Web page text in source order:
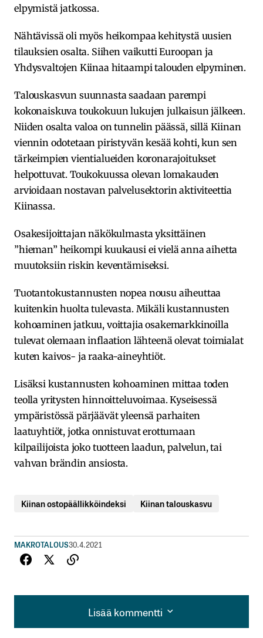
elpymistä jatkossa.
Nähtävissä oli myös heikompaa kehitystä uusien
tilauksien osalta. Siihen vaikutti Euroopan ja
Yhdysvaltojen Kiinaa hitaampi talouden elpyminen.
Talouskasvun suunnasta saadaan parempi
kokonaiskuva toukokuun lukujen julkaisun jälkeen.
Niiden osalta valoa on tunnelin päässä, sillä Kiinan
viennin odotetaan piristyvän kesää kohti, kun sen
tärkeimpien vientialueiden koronarajoitukset
helpottuvat. Toukokuussa olevan lomakauden
arvioidaan nostavan palvelusektorin aktiviteettia
Kiinassa.
Osakesijoittajan näkökulmasta yksittäinen
”hieman” heikompi kuukausi ei vielä anna aihetta
muutoksiin riskin keventämiseksi.
Tuotantokustannusten nopea nousu aiheuttaa
kuitenkin huolta tulevasta. Mikäli kustannusten
kohoaminen jatkuu, voittajia osakemarkkinoilla
tulevat olemaan inflaation lähteenä olevat toimialat
kuten kaivos- ja raaka-aineyhtiöt.
Lisäksi kustannusten kohoaminen mittaa toden
teolla yritysten hinnoitteluvoimaa. Kyseisessä
ympäristössä pärjäävät yleensä parhaiten
laatuyhtiöt, jotka onnistuvat erottumaan
kilpailijoista joko tuotteen laadun, palvelun, tai
vahvan brändin ansiosta.
Kiinan ostopäällikköindeksi Kiinan talouskasvu
MAKROTALOUS30.4.2021
Lisää kommentti
Lisää kommentti